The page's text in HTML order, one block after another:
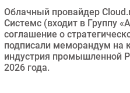
CIO/Управление ИТ
Гаджеты
Здоровье
РАЗДЕЛЫ
Облачный провайдер
Системс (входит в Группу
соглашение о
подписали меморандум на
индустрия промышленной
2026 года.